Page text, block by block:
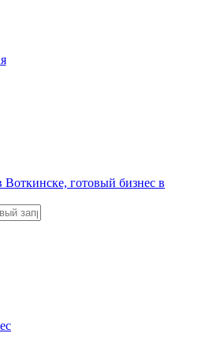
Воткинске, готовый бизнес в